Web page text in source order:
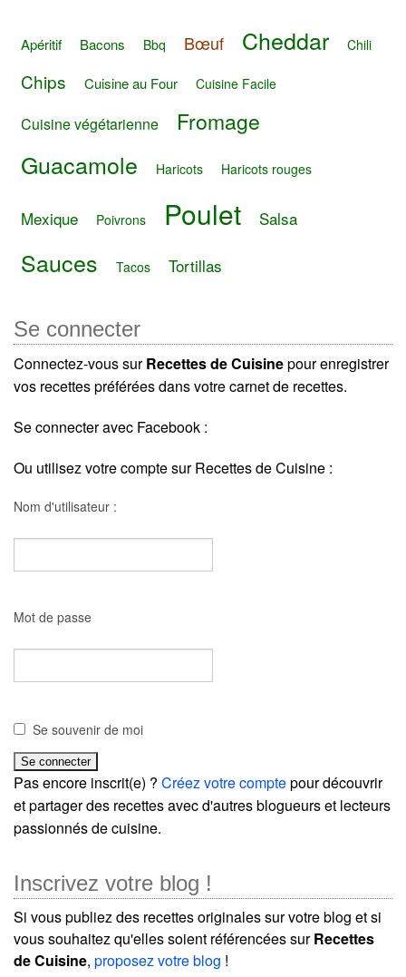
Apéritif Bacons Bbq Bœuf Cheddar Chili
Chips Cuisine au Four Cuisine Facile
Cuisine végétarienne Fromage
Guacamole Haricots Haricots rouges
Mexique Poivrons Poulet Salsa
Sauces Tacos Tortillas
Se connecter
Connectez-vous surRecettes de Cuisinepour enregistrer
vos recettes préférées dans votre carnet de recettes.
Se connecter avec Facebook :
Ou utilisez votre compte sur Recettes de Cuisine :
Nom d'utilisateur :
Mot de passe
Se souvenir de moi
Pas encore inscrit(e) ? Créez votre comptepour découvrir
et partager des recettes avec d'autres blogueurs et lecteurs
passionnés de cuisine.
Inscrivez votre blog !
Si vous publiez des recettes originales sur votre blog et si
vous souhaitez qu'elles soient référencées surRecettes
de Cuisine, proposez votre blog !